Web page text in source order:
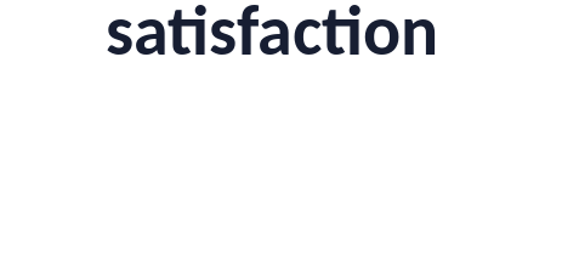
satisfaction